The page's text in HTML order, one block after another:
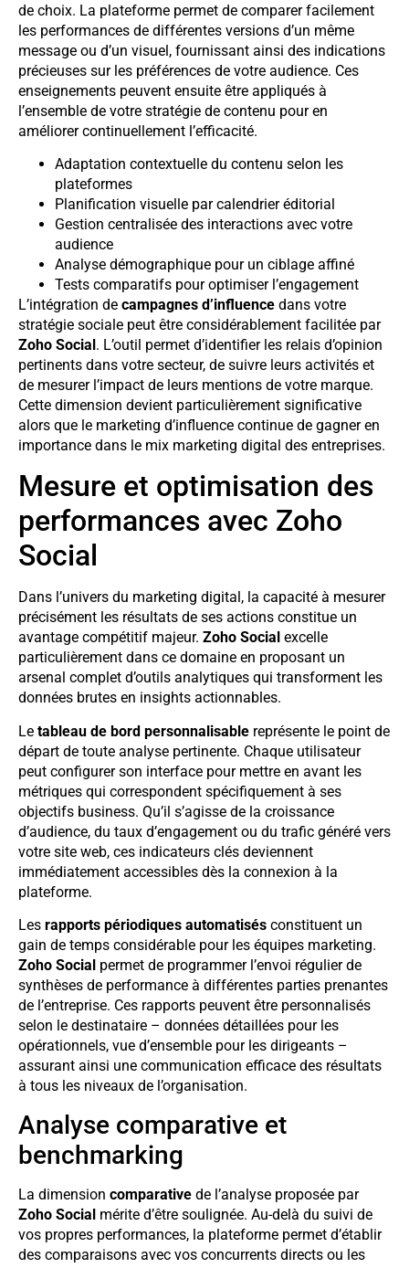
de choix. La plateforme permet de comparer facilement
les performances de différentes versions d’un même
message ou d’un visuel, fournissant ainsi des indications
précieuses sur les préférences de votre audience. Ces
enseignements peuvent ensuite être appliqués à
l’ensemble de votre stratégie de contenu pour en
améliorer continuellement l’efficacité.
Adaptation contextuelle du contenu selon les
plateformes
Planification visuelle par calendrier éditorial
Gestion centralisée des interactions avec votre
audience
Analyse démographique pour un ciblage affiné
Tests comparatifs pour optimiser l’engagement
L’intégration de campagnes d’influence dans votre
stratégie sociale peut être considérablement facilitée par
Zoho Social. L’outil permet d’identifier les relais d’opinion
pertinents dans votre secteur, de suivre leurs activités et
de mesurer l’impact de leurs mentions de votre marque.
Cette dimension devient particulièrement significative
alors que le marketing d’influence continue de gagner en
importance dans le mix marketing digital des entreprises.
Mesure et optimisation des
performances avec Zoho
Social
Dans l’univers du marketing digital, la capacité à mesurer
précisément les résultats de ses actions constitue un
avantage compétitif majeur. Zoho Social excelle
particulièrement dans ce domaine en proposant un
arsenal complet d’outils analytiques qui transforment les
données brutes en insights actionnables.
Le tableau de bord personnalisable représente le point de
départ de toute analyse pertinente. Chaque utilisateur
peut configurer son interface pour mettre en avant les
métriques qui correspondent spécifiquement à ses
objectifs business. Qu’il s’agisse de la croissance
d’audience, du taux d’engagement ou du trafic généré vers
votre site web, ces indicateurs clés deviennent
immédiatement accessibles dès la connexion à la
plateforme.
Les rapports périodiques automatisés constituent un
gain de temps considérable pour les équipes marketing.
Zoho Social permet de programmer l’envoi régulier de
synthèses de performance à différentes parties prenantes
de l’entreprise. Ces rapports peuvent être personnalisés
selon le destinataire – données détaillées pour les
opérationnels, vue d’ensemble pour les dirigeants –
assurant ainsi une communication efficace des résultats
à tous les niveaux de l’organisation.
Analyse comparative et
benchmarking
La dimension comparative de l’analyse proposée par
Zoho Social mérite d’être soulignée. Au-delà du suivi de
vos propres performances, la plateforme permet d’établir
des comparaisons avec vos concurrents directs ou les